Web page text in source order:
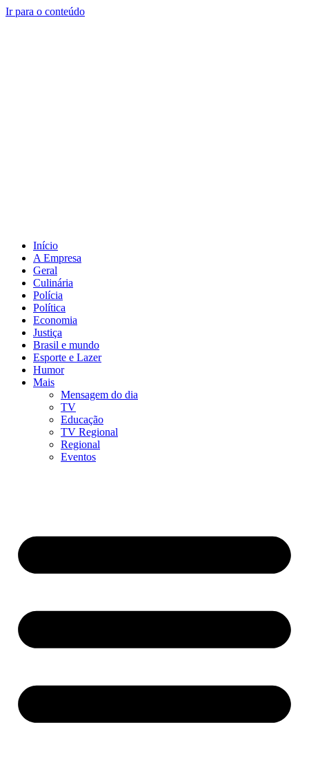
Ir para o conteúdo
Início
A Empresa
Geral
Culinária
Polícia
Política
Economia
Justiça
Brasil e mundo
Esporte e Lazer
Humor
Mais
Mensagem do dia
TV
Educação
TV Regional
Regional
Eventos